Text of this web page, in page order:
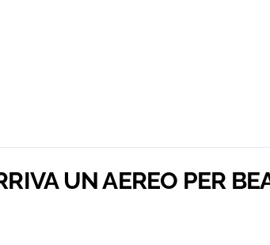
UN AEREO PER